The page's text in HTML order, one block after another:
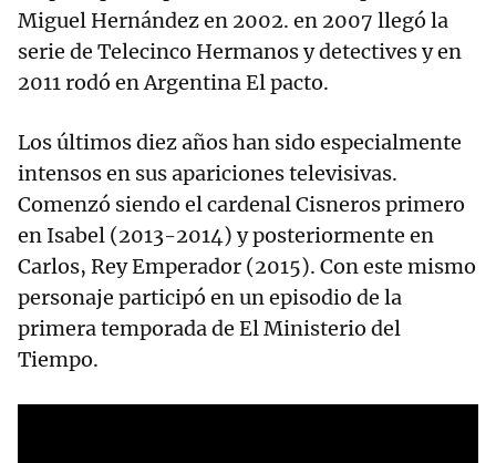
Miguel Hernández en 2002. en 2007 llegó la
serie de Telecinco Hermanos y detectives y en
2011 rodó en Argentina El pacto.
Los últimos diez años han sido especialmente
intensos en sus apariciones televisivas.
Comenzó siendo el cardenal Cisneros primero
en Isabel (2013-2014) y posteriormente en
Carlos, Rey Emperador (2015). Con este mismo
personaje participó en un episodio de la
primera temporada de El Ministerio del
Tiempo.